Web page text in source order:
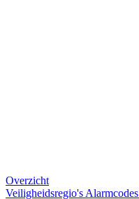
Overzicht
Veiligheidsregio's Alarmcodes